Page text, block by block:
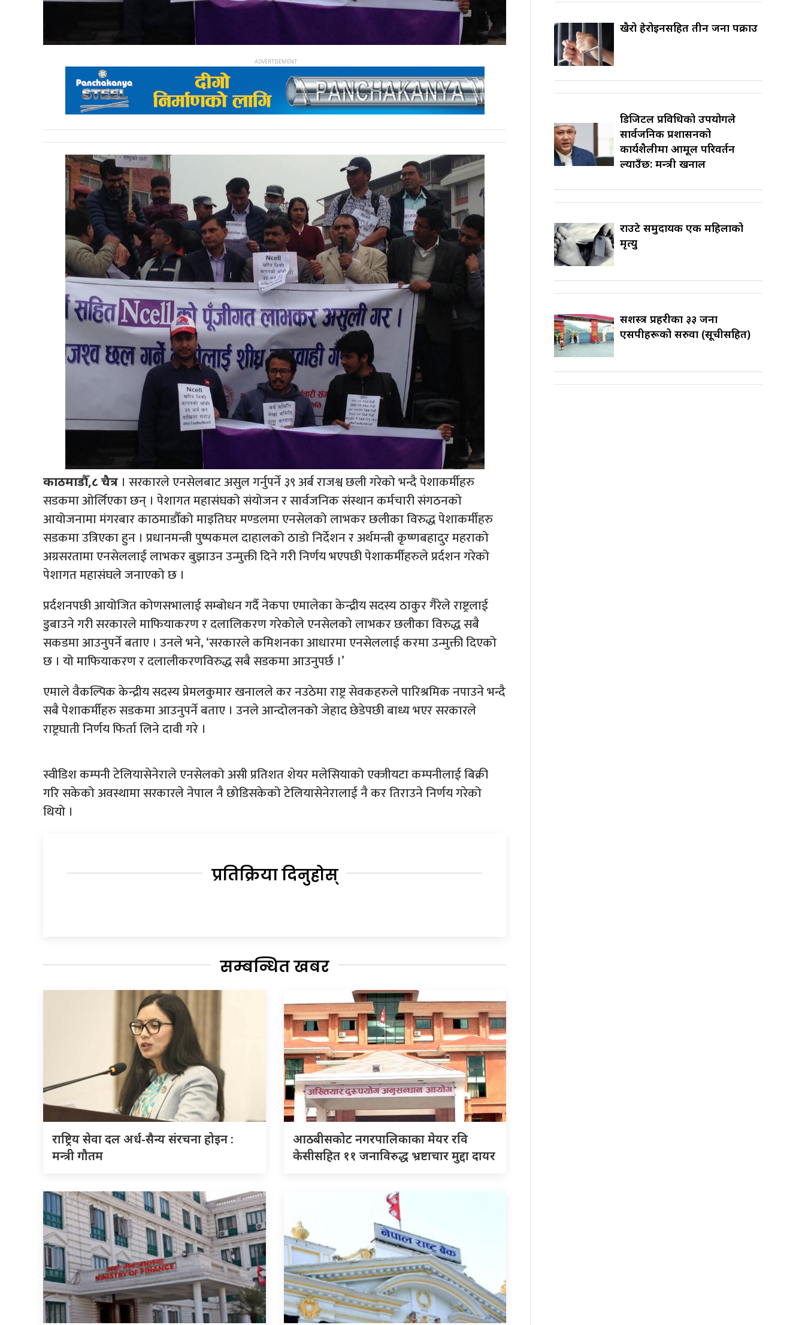
काठमाडौँ,८ चैत्र । सरकारले एनसेलबाट असुल गर्नुपर्ने ३९ अर्ब राजश्व छली गरेको भन्दै पेशाकर्मीहरु
सडकमा ओर्लिएका छन् । पेशागत महासंघको संयोजन र सार्वजनिक संस्थान कर्मचारी संगठनको
आयोजनामा मंगरबार काठमाडौँको माइतिघर मण्डलमा एनसेलको लाभकर छलीका विरुद्ध पेशाकर्मीहरु
सडकमा उत्रिएका हुन । प्रधानमन्त्री पुष्पकमल दाहालको ठाडो निर्देशन र अर्थमन्त्री कृष्णबहादुर महराको
अग्रसरतामा एनसेललाई लाभकर बुझाउन उन्मुक्ती दिने गरी निर्णय भएपछी पेशाकर्मीहरुले प्रर्दशन गरेको
पेशागत महासंघले जनाएको छ ।
प्रर्दशनपछी आयोजित कोणसभालाई सम्बोधन गर्दै नेकपा एमालेका केन्द्रीय सदस्य ठाकुर गैरेले राष्ट्रलाई
डुबाउने गरी सरकारले माफियाकरण र दलालिकरण गरेकोले एनसेलको लाभकर छलीका विरुद्ध सबै
सकडमा आउनुपर्ने बताए । उनले भने, ‘सरकारले कमिशनका आधारमा एनसेललाई करमा उन्मुक्ती दिएको
छ । यो माफियाकरण र दलालीकरणविरुद्ध सबै सडकमा आउनुपर्छ ।’
एमाले वैकल्पिक केन्द्रीय सदस्य प्रेमलकुमार खनालले कर नउठेमा राष्ट्र सेवकहरुले पारिश्रमिक नपाउने भन्दै
सबै पेशाकर्मीहरु सडकमा आउनुपर्ने बताए । उनले आन्दोलनको जेहाद छेडेपछी बाध्य भएर सरकारले
राष्ट्रघाती निर्णय फिर्ता लिने दावी गरे ।
स्वीडिश कम्पनी टेलियासेनेराले एनसेलको असी प्रतिशत शेयर मलेसियाको एक्जीयटा कम्पनीलाई बिक्री
गरि सकेको अवस्थामा सरकारले नेपाल नै छोडिसकेको टेलियासेनेरालाई नै कर तिराउने निर्णय गरेको
थियो ।
प्रतिक्रिया दिनुहोस्
सम्बन्धित खबर
राष्ट्रिय सेवा दल अर्ध-सैन्य संरचना होइन :
मन्त्री गौतम
आठबीसकोट नगरपालिकाका मेयर रवि
केसीसहित ११ जनाविरुद्ध भ्रष्टाचार मुद्दा दायर
खैरो हेरोइनसहित तीन जना पक्राउ
डिजिटल प्रविधिको उपयोगले
सार्वजनिक प्रशासनको
कार्यशैलीमा आमूल परिवर्तन
ल्याउँछ: मन्त्री खनाल
राउटे समुदायकी एक महिलाको
मृत्यु
सशस्त्र प्रहरीका ३३ जना
एसपीहरूको सरुवा (सूचीसहित)